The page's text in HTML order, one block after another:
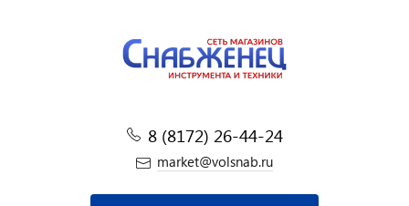
8 (8172) 26-44-24
market@volsnab.ru